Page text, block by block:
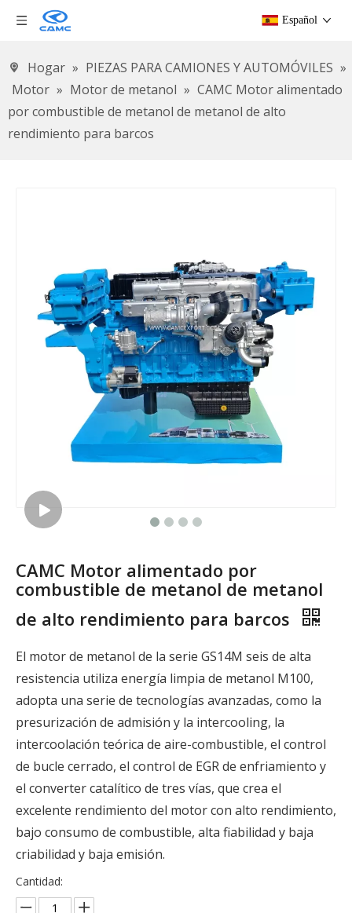
Español
Hogar » PIEZAS PARA CAMIONES Y AUTOMÓVILES »
Motor » Motor de metanol » CAMC Motor alimentado
por combustible de metanol de metanol de alto
rendimiento para barcos
CAMC Motor alimentado por
combustible de metanol de metanol
de alto rendimiento para barcos
El motor de metanol de la serie GS14M seis de alta
resistencia utiliza energía limpia de metanol M100,
adopta una serie de tecnologías avanzadas, como la
presurización de admisión y la intercooling, la
intercoolación teórica de aire-combustible, el control
de bucle cerrado, el control de EGR de enfriamiento y
el converter catalítico de tres vías, que crea el
excelente rendimiento del motor con alto rendimiento,
bajo consumo de combustible, alta fiabilidad y baja
criabilidad y baja emisión.
Cantidad: